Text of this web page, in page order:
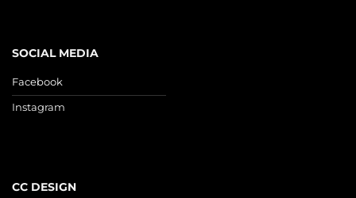
SOCIAL MEDIA
Facebook
Instagram
CC DESIGN